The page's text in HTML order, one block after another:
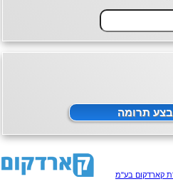
קארדקום בע"מ